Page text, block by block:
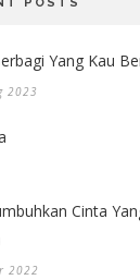
Yang Kau
2023
Cinta
2022